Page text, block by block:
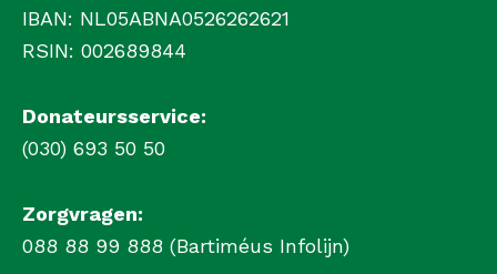
IBAN: NL05ABNA0526262621
RSIN: 002689844
Donateursservice:
(030) 693 50 50
Zorgvragen:
088 88 99 888 (Bartiméus Infolijn)